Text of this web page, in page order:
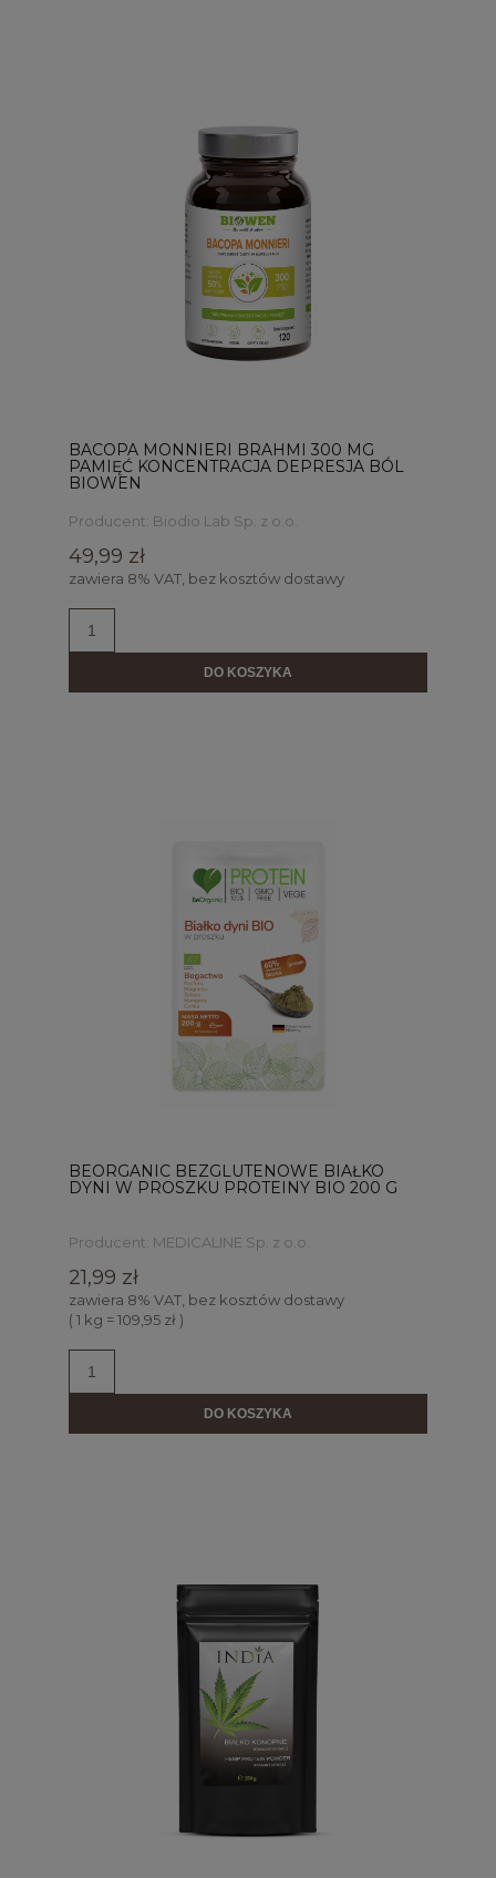
BACOPA MONNIERI BRAHMI 300 MG
PAMIĘĆ KONCENTRACJA DEPRESJA BÓL
BIOWEN
Producent: Biodio Lab Sp. z o.o.
49,99 zł
zawiera 8% VAT, bez kosztów dostawy
DO KOSZYKA
BEORGANIC BEZGLUTENOWE BIAŁKO
DYNI W PROSZKU PROTEINY BIO 200 G
Producent: MEDICALINE Sp. z o.o.
21,99 zł
zawiera 8% VAT, bez kosztów dostawy
( 1 kg = 109,95 zł )
DO KOSZYKA